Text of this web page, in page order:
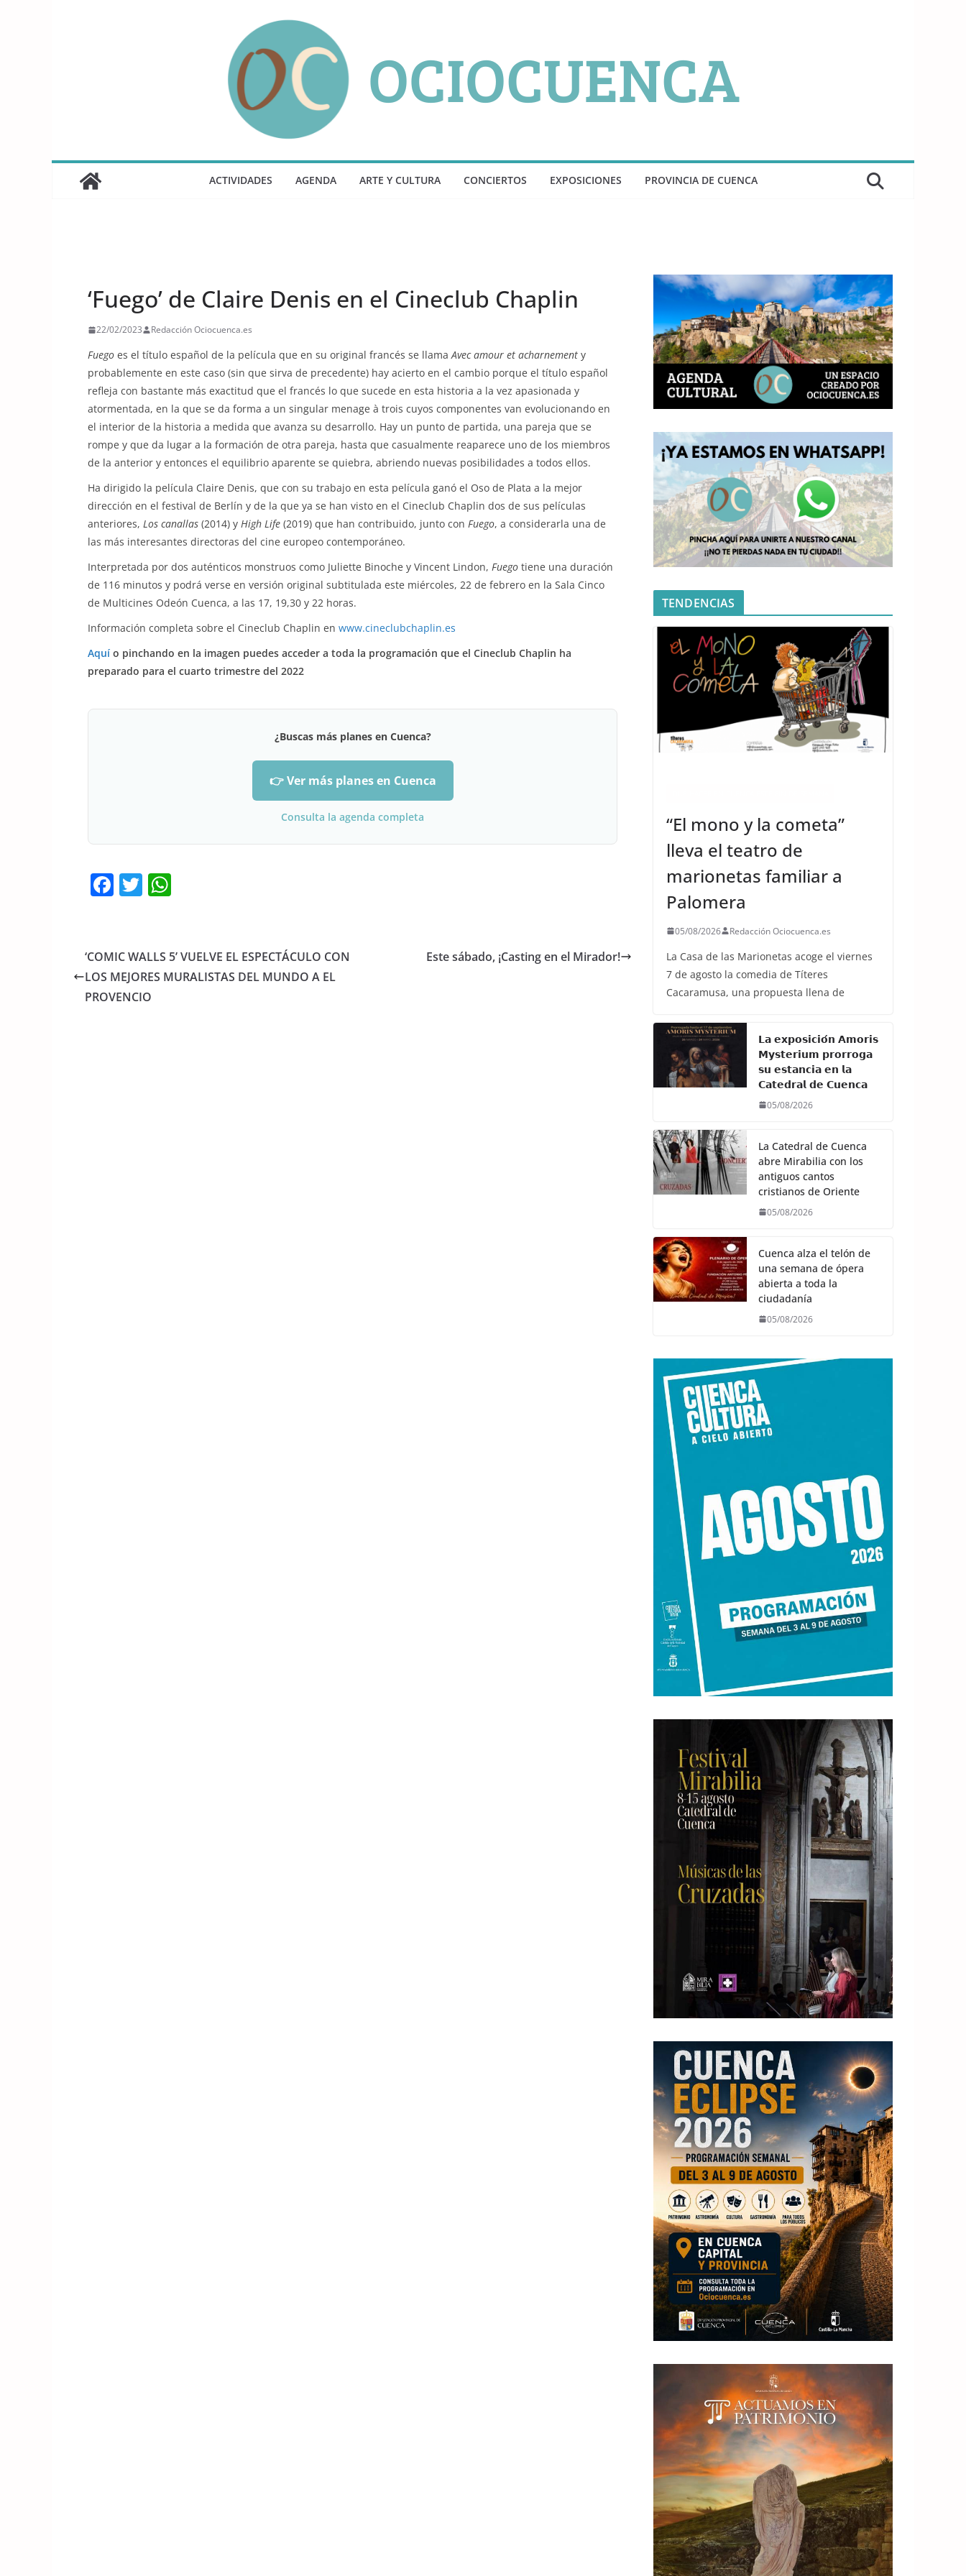
ACTIVIDADES AGENDA ARTE Y CULTURA CONCIERTOS EXPOSICIONES PROVINCIA DE CUENCA
‘Fuego’ de Claire Denis en el Cineclub Chaplin
22/02/2023 Redacción Ociocuenca.es
Fuego es el título español de la película que en su original francés se llamaAvec amour et acharnement y
probablemente en este caso (sin que sirva de precedente) hay acierto en el cambio porque el título español
refleja con bastante más exactitud que el francés lo que sucede en esta historia a la vez apasionada y
atormentada, en la que se da forma a un singular menage à trois cuyos componentes van evolucionando en
el interior de la historia a medida que avanza su desarrollo. Hay un punto de partida, una pareja que se
rompe y que da lugar a la formación de otra pareja, hasta que casualmente reaparece uno de los miembros
de la anterior y entonces el equilibrio aparente se quiebra, abriendo nuevas posibilidades a todos ellos.
Ha dirigido la película Claire Denis, que con su trabajo en esta película ganó el Oso de Plata a la mejor
dirección en el festival de Berlín y de la que ya se han visto en el Cineclub Chaplin dos de sus películas
anteriores, Los canallas (2014) y High Life (2019) que han contribuido, junto con Fuego, a considerarla una de
las más interesantes directoras del cine europeo contemporáneo.
Interpretada por dos auténticos monstruos como Juliette Binoche y Vincent Lindon, Fuego tiene una duración
de 116 minutos y podrá verse en versión original subtitulada este miércoles, 22 de febrero en la Sala Cinco
de Multicines Odeón Cuenca, a las 17, 19,30 y 22 horas.
Información completa sobre el Cineclub Chaplin en www.cineclubchaplin.es
Aquí o pinchando en la imagen puedes acceder a toda la programación que el Cineclub Chaplin ha
preparado para el cuarto trimestre del 2022
¿Buscas más planes en Cuenca?
👉 Ver más planes en Cuenca
Consulta la agenda completa
F
e
b
o
T
er s
A
‘COMIC WALLS 5’ VUELVE EL ESPECTÁCULO CON
LOS MEJORES MURALISTAS DEL MUNDO A EL
PROVENCIO
Este sábado, ¡Casting en el Mirador!
TENDENCIAS
“El mono y la cometa”
lleva el teatro de
marionetas familiar a
Palomera
05/08/2026 Redacción Ociocuenca.es
La Casa de las Marionetas acoge el viernes
7 de agosto la comedia de Títeres
Cacaramusa, una propuesta llena de
𝗟𝗮 𝗲𝘅𝗽𝗼𝘀𝗶𝗰𝗶𝗼́𝗻 𝗔𝗺𝗼𝗿𝗶𝘀
𝗠𝘆𝘀𝘁𝗲𝗿𝗶𝘂𝗺 𝗽𝗿𝗼𝗿𝗿𝗼𝗴𝗮
𝘀𝘂 𝗲𝘀𝘁𝗮𝗻𝗰𝗶𝗮 𝗲𝗻 𝗹𝗮
𝗖𝗮𝘁𝗲𝗱𝗿𝗮𝗹 𝗱𝗲 𝗖𝘂𝗲𝗻𝗰𝗮
05/08/2026
La Catedral de Cuenca
abre Mirabilia con los
antiguos cantos
cristianos de Oriente
05/08/2026
Cuenca alza el telón de
una semana de ópera
abierta a toda la
ciudadanía
05/08/2026